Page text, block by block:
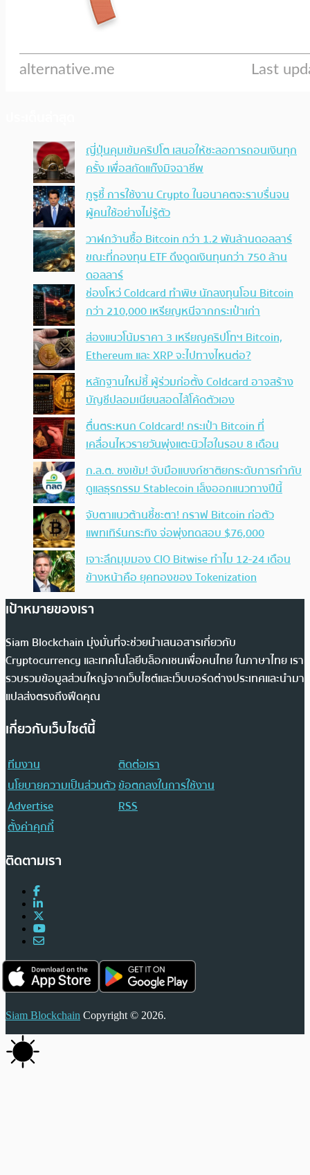
ญี่ปุ่นคุมเข้มคริปโต เสนอให้ชะลอการถอนเงินทุก
ครั้ง เพื่อสกัดแก๊งมิจฉาชีพ
กูรูชี้ การใช้งาน Crypto ในอนาคตจะราบรื่นจน
ผู้คนใช้อย่างไม่รู้ตัว
วาฬกว้านซื้อ Bitcoin กว่า 1.2 พันล้านดอลลาร์
ขณะที่กองทุน ETF ดึงดูดเงินทุนกว่า 750 ล้าน
ดอลลาร์
ช่องโหว่ Coldcard ทำพิษ นักลงทุนโอน Bitcoin
กว่า 210,000 เหรียญหนีจากกระเป๋าเก่า
ส่องแนวโน้มราคา 3 เหรียญคริปโทฯ Bitcoin,
Ethereum และ XRP จะไปทางไหนต่อ?
หลักฐานใหม่ชี้ ผู้ร่วมก่อตั้ง Coldcard อาจสร้าง
บัญชีปลอมเนียนสอดไส้โค้ดตัวเอง
ตื่นตระหนก Coldcard! กระเป๋า Bitcoin ที่
เคลื่อนไหวรายวันพุ่งแตะนิวไฮในรอบ 8 เดือน
ก.ล.ต. ชงเข้ม! จับมือแบงก์ชาติยกระดับการกำกับ
ดูแลธุรกรรม Stablecoin เล็งออกแนวทางปีนี้
จับตาแนวต้านชี้ชะตา! กราฟ Bitcoin ก่อตัว
แพทเทิร์นกระทิง จ่อพุ่งทดสอบ $76,000
เจาะลึกมุมมอง CIO Bitwise ทำไม 12-24 เดือน
ข้างหน้าคือ ยุคทองของ Tokenization
เป้าหมายของเรา
Siam Blockchain มุ่งมั่นที่จะช่วยนำเสนอสารเกี่ยวกับ
Cryptocurrency และเทคโนโลยีบล็อกเชนเพื่อคนไทย ในภาษาไทย เรา
รวบรวมข้อมูลส่วนใหญ่จากเว็บไซต์และเว็บบอร์ดต่างประเทศและนำมา
แปลส่งตรงถึงฟีดคุณ
เกี่ยวกับเว็บไซต์นี้
ทีมงาน
ติดต่อเรา
นโยบายความเป็นส่วนตัวข้อตกลงในการใช้งาน
Advertise
RSS
ตั้งค่าคุกกี้
ติดตามเรา
Siam Blockchain Copyright © 2026.